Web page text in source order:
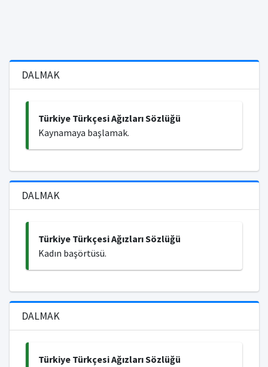
DALMAK
Türkiye Türkçesi Ağızları Sözlüğü
Kaynamaya başlamak.
DALMAK
Türkiye Türkçesi Ağızları Sözlüğü
Kadın başörtüsü.
DALMAK
Türkiye Türkçesi Ağızları Sözlüğü